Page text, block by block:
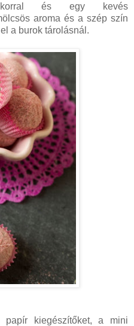
és egy kevés
aroma és a szép szín
a burok tárolásnál.
papír kiegészítőket, a mini